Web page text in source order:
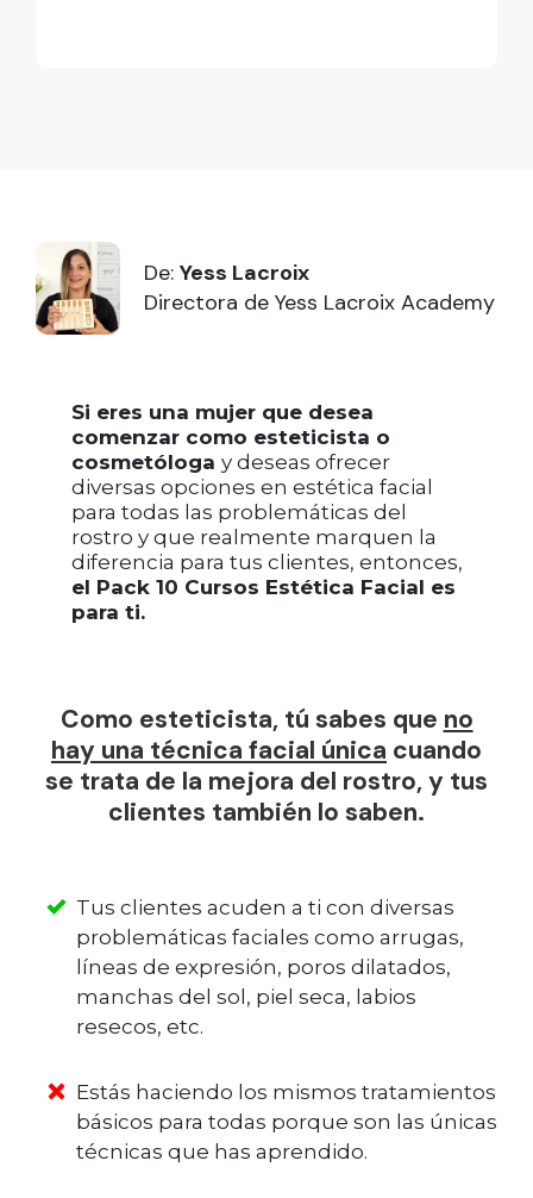
Si eres una mujer que desea
comenzar como esteticista o
cosmetóloga y deseas ofrecer
diversas opciones en estética facial
para todas las problemáticas del
rostro y que realmente marquen la
diferencia para tus clientes, entonces,
el Pack 10 Cursos Estética Facial es
para ti.
Como esteticista, tú sabes que no
hay una técnica facial única cuando
se trata de la mejora del rostro, y tus
clientes también lo saben.
De: Yess Lacroix
Directora de Yess Lacroix Academy
Tus clientes acuden a ti con diversas
problemáticas faciales como arrugas,
líneas de expresión, poros dilatados,
manchas del sol, piel seca, labios
resecos, etc.
Estás haciendo los mismos tratamientos
básicos para todas porque son las únicas
técnicas que has aprendido.